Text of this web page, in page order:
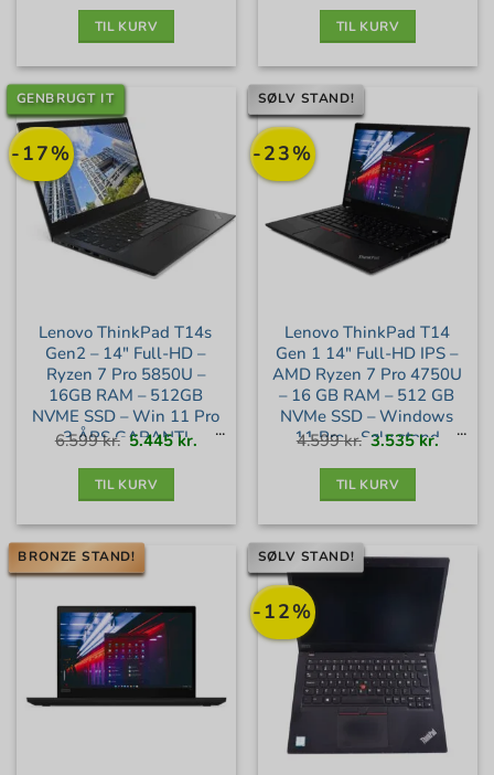
TIL KURV TIL KURV
-17%
GENBRUGT IT
Lenovo ThinkPad T14s
Gen2 – 14″ Full-HD –
Ryzen 7 Pro 5850U –
16GB RAM – 512GB
NVME SSD – Win 11 Pro
– 3 ÅRS GARANTI –
6.599kr. Den
oprindelige
pris
5.445kr. Den
TIL KURV
-23%
SØLV STAND!
Lenovo ThinkPad T14
Gen 1 14″ Full-HD IPS –
AMD Ryzen 7 Pro 4750U
– 16 GB RAM – 512 GB
NVMe SSD – Windows
11 Pro – Sølv stand
4.599kr. Den
oprindelige
pris
3.535kr.Den
TIL KURV
BRONZE STAND!
-12%
SØLV STAND!